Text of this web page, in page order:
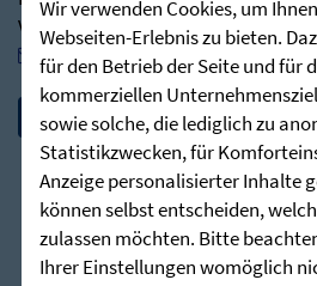
Verfügung:
post@stunde-des-hoechsten.de
Wir verwenden Cookies, um
Webseiten-Erlebnis zu bieten.
für den Betrieb der Seite und für
kommerziellen
sowie solche, die lediglich zu
Statistikzwecken, für
Anzeige personalisierter Inhalte
können selbst entscheiden,
zulassen möchten. Bitte
Ihrer Einstellungen womöglich